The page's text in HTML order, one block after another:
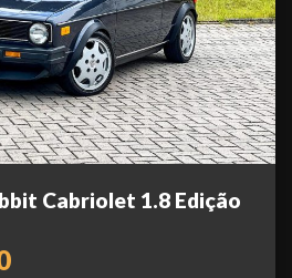
Cabriolet 1.8 Edição